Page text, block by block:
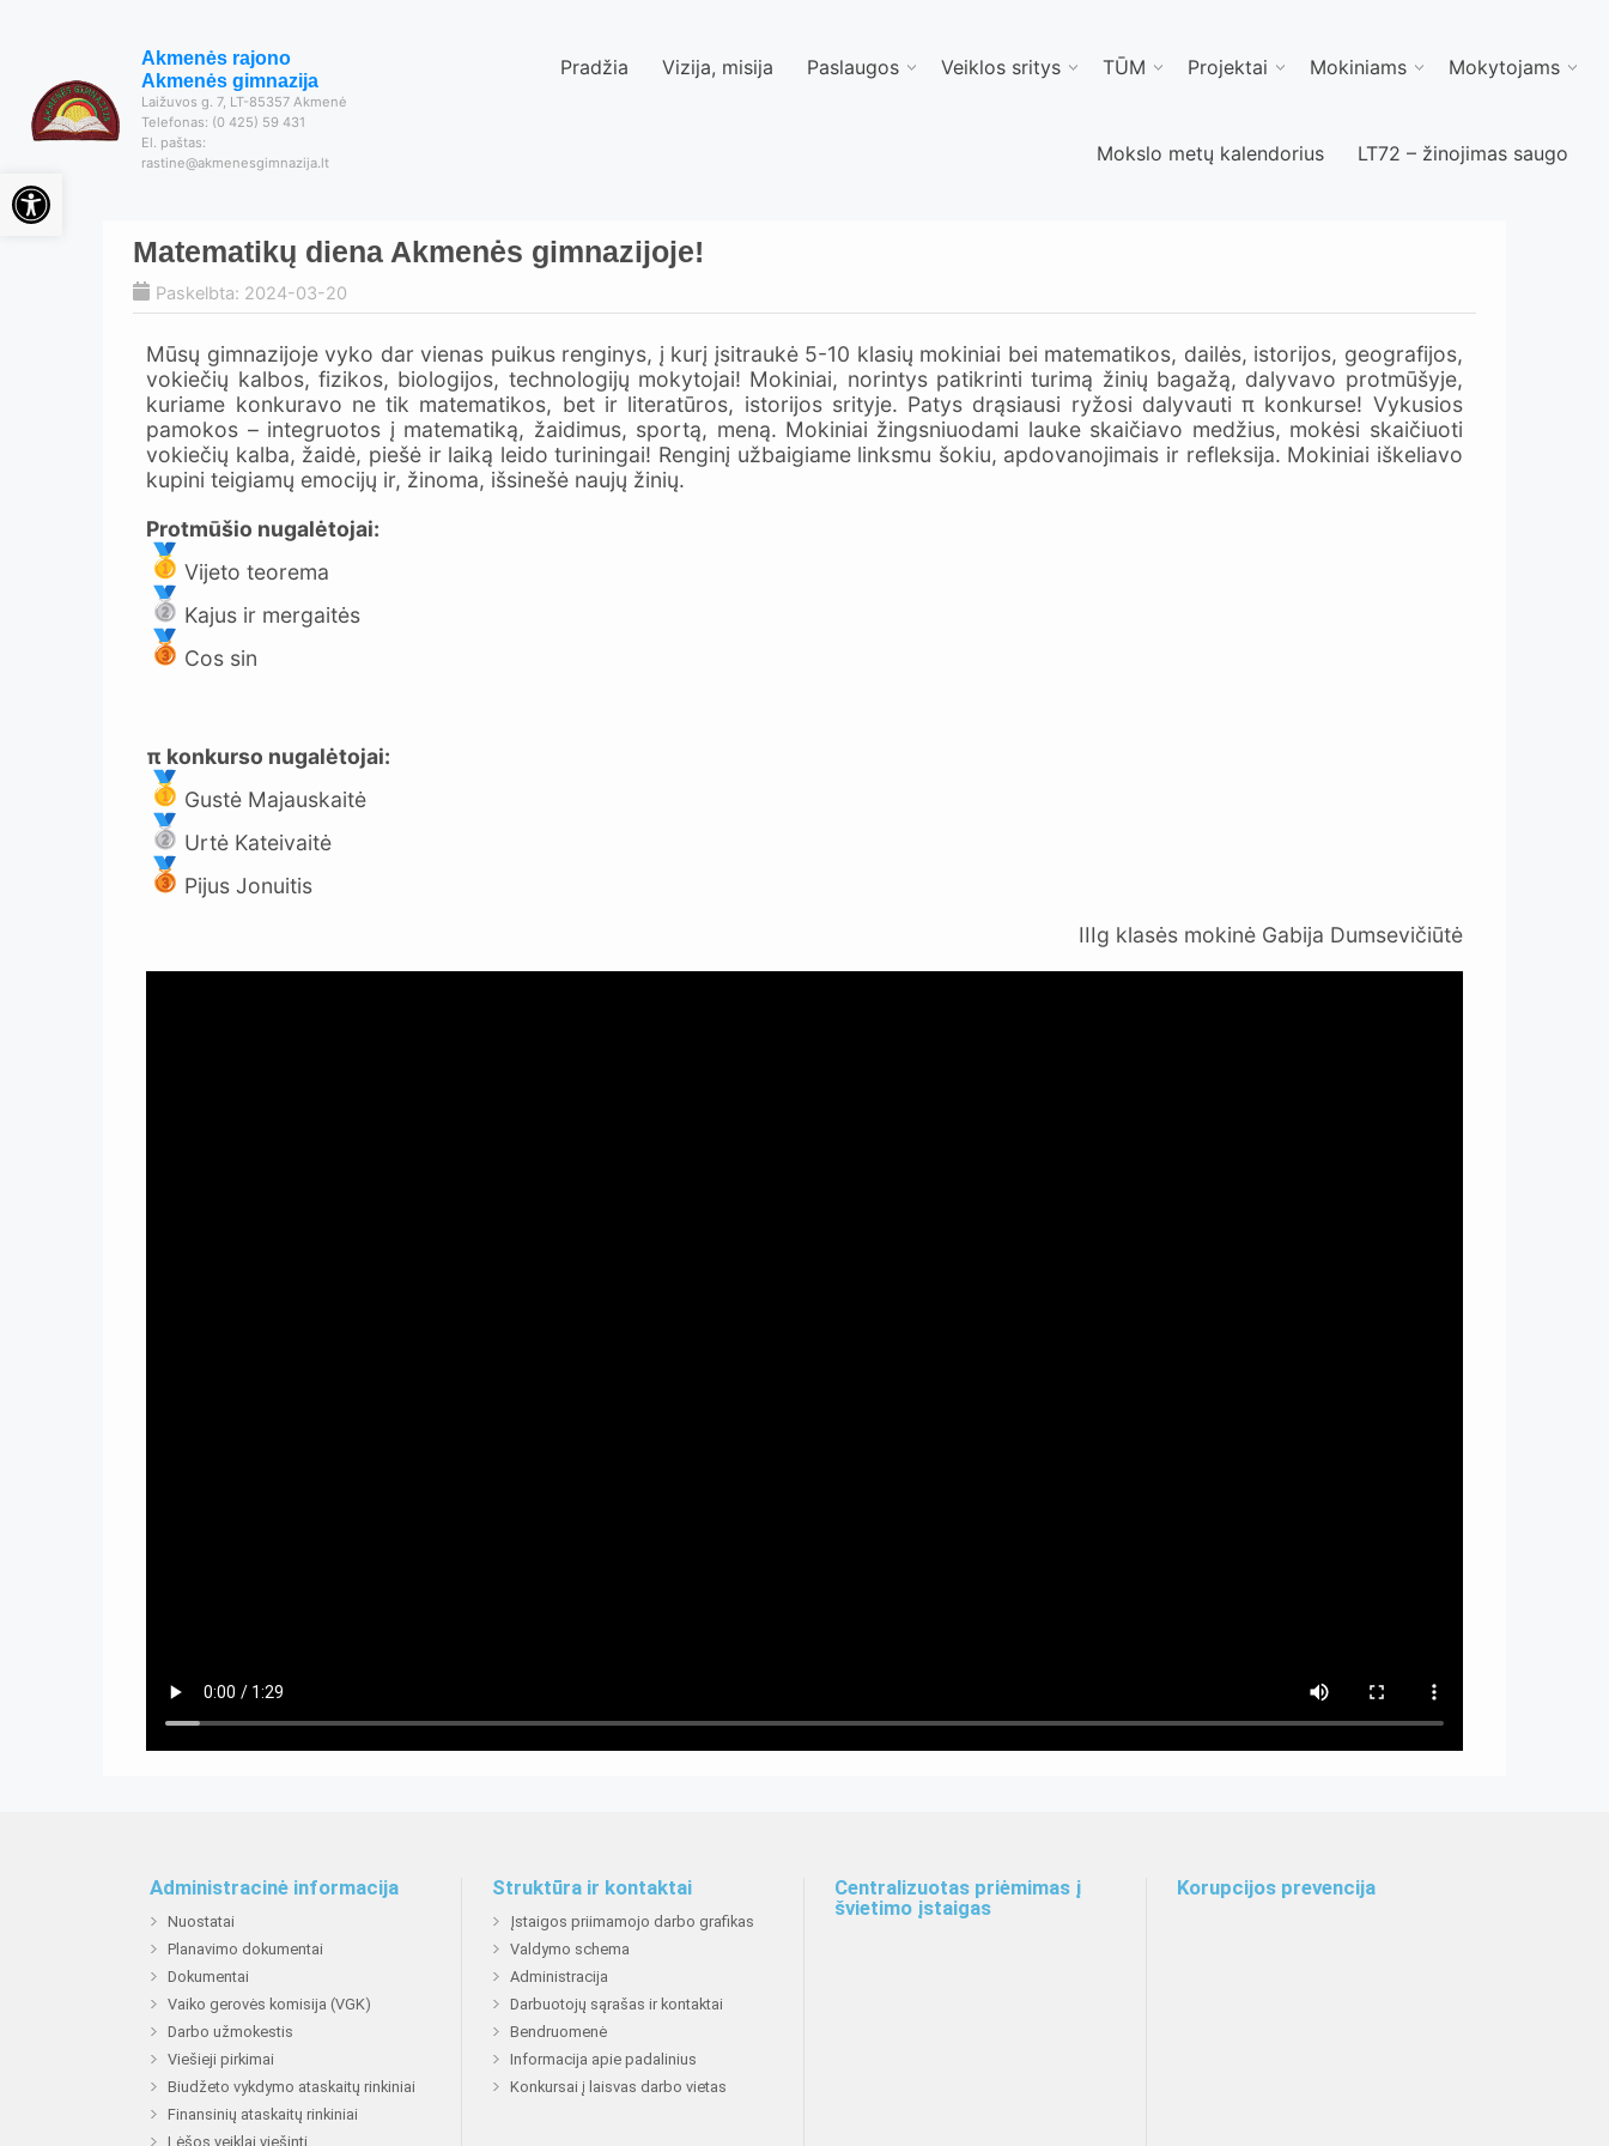
Akmenės rajono
Akmenės gimnazija
Laižuvos g. 7, LT-85357 Akmenė
Telefonas: (0 425) 59 431
El. paštas:
rastine@akmenesgimnazija.lt
Pradžia Vizija, misija Paslaugos Veiklos sritys TŪM Projektai Mokiniams Mokytojams
Mokslo metų kalendorius LT72 – žinojimas saugo
Matematikų diena Akmenės gimnazijoje!
Paskelbta: 2024-03-20
Mūsų gimnazijoje vyko dar vienas puikus renginys, į kurį įsitraukė 5-10 klasių mokiniai bei matematikos, dailės, istorijos, geografijos,
vokiečių kalbos, fizikos, biologijos, technologijų mokytojai! Mokiniai, norintys patikrinti turimą žinių bagažą, dalyvavo protmūšyje,
kuriame konkuravo ne tik matematikos, bet ir literatūros, istorijos srityje. Patys drąsiausi ryžosi dalyvauti π konkurse! Vykusios
pamokos – integruotos į matematiką, žaidimus, sportą, meną. Mokiniai žingsniuodami lauke skaičiavo medžius, mokėsi skaičiuoti
vokiečių kalba, žaidė, piešė ir laiką leido turiningai! Renginį užbaigiame linksmu šokiu, apdovanojimais ir refleksija. Mokiniai iškeliavo
kupini teigiamų emocijų ir, žinoma, išsinešė naujų žinių.
Protmūšio nugalėtojai:
Vijeto teorema
Kajus ir mergaitės
Cos sin
π konkurso nugalėtojai:
Gustė Majauskaitė
Urtė Kateivaitė
Pijus Jonuitis
IIIg klasės mokinė Gabija Dumsevičiūtė
Administracinė informacija
Nuostatai
Planavimo dokumentai
Dokumentai
Vaiko gerovės komisija (VGK)
Darbo užmokestis
Viešieji pirkimai
Biudžeto vykdymo ataskaitų rinkiniai
Finansinių ataskaitų rinkiniai
Lėšos veiklai viešinti
Struktūra ir kontaktai
Įstaigos priimamojo darbo grafikas
Valdymo schema
Administracija
Darbuotojų sąrašas ir kontaktai
Bendruomenė
Informacija apie padalinius
Konkursai į laisvas darbo vietas
Centralizuotas priėmimas į
švietimo įstaigas
Korupcijos prevencija
Open toolbar